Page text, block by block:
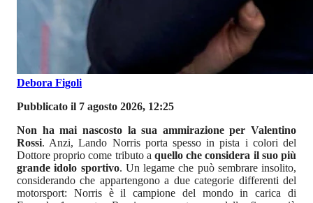
Debora Figoli
Pubblicato il 7 agosto 2026, 12:25
Non ha mai nascosto la sua ammirazione per Valentino
Rossi. Anzi, Lando Norris porta spesso in pista i colori del
Dottore proprio come tributo a quello che considera il suo più
grande idolo sportivo. Un legame che può sembrare insolito,
considerando che appartengono a due categorie differenti del
motorsport: Norris è il campione del mondo in carica di